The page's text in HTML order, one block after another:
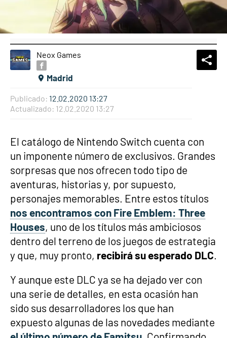
Neox Games
Madrid
Publicado: 12.02.2020 13:27
Actualizado: 12.02.2020 13:27
El catálogo de Nintendo Switch cuenta con
un imponente número de exclusivos. Grandes
sorpresas que nos ofrecen todo tipo de
aventuras, historias y, por supuesto,
personajes memorables. Entre estos títulos
nos encontramos con Fire Emblem: Three
Houses, uno de los títulos más ambiciosos
dentro del terreno de los juegos de estrategia
y que, muy pronto, recibirá su esperado DLC.
Y aunque este DLC ya se ha dejado ver con
una serie de detalles, en esta ocasión han
sido sus desarrolladores los que han
expuesto algunas de las novedades mediante